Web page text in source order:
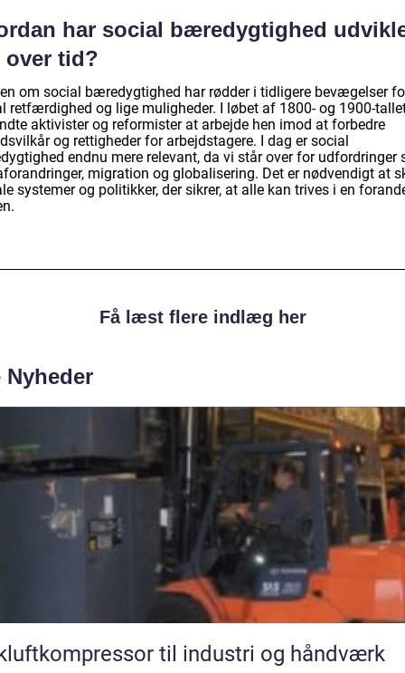
har social bæredygtighed
over tid?
om social bæredygtighed har rødder i tidligere bevægelser
retfærdighed og lige muligheder. I løbet af 1800- og 1900-
aktivister og reformister at arbejde hen imod at forbedre
og rettigheder for arbejdstagere. I dag er social
endnu mere relevant, da vi står over for udfordringer
migration og globalisering. Det er nødvendigt at
systemer og politikker, der sikrer, at alle kan trives i en
Få læst flere indlæg her
Nyheder
til industri og håndværk